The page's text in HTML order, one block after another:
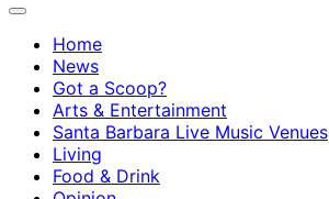
Home
News
Got a Scoop?
Arts & Entertainment
Santa Barbara Live Music Venues
Living
Food & Drink